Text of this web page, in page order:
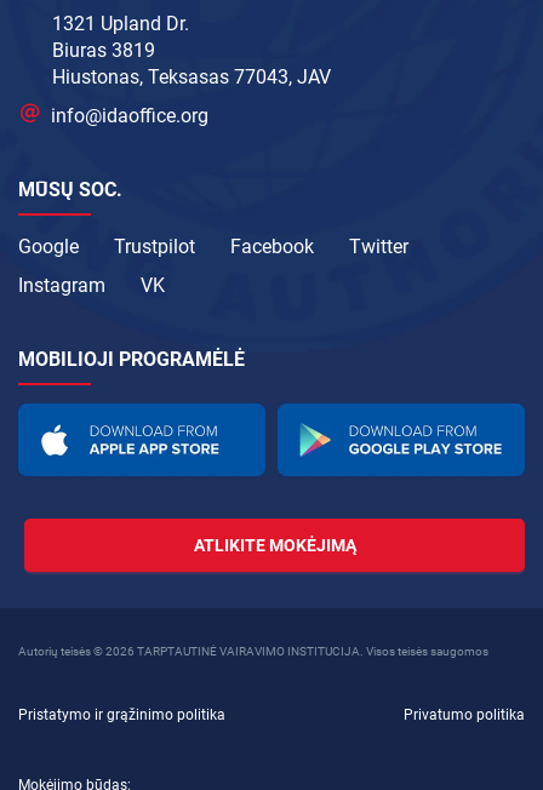
1321 Upland Dr.
Biuras 3819
Hiustonas, Teksasas 77043, JAV
info@idaoffice.org
MŪSŲ SOC.
Google Trustpilot Facebook
Twitter
Instagram
VK
MOBILIOJI PROGRAMĖLĖ
ATLIKITE MOKĖJIMĄ
Autorių teisės © 2026 TARPTAUTINĖ VAIRAVIMO INSTITUCIJA. Visos teisės saugomos
Pristatymo ir grąžinimo politika Privatumo politika
Mokėjimo būdas: